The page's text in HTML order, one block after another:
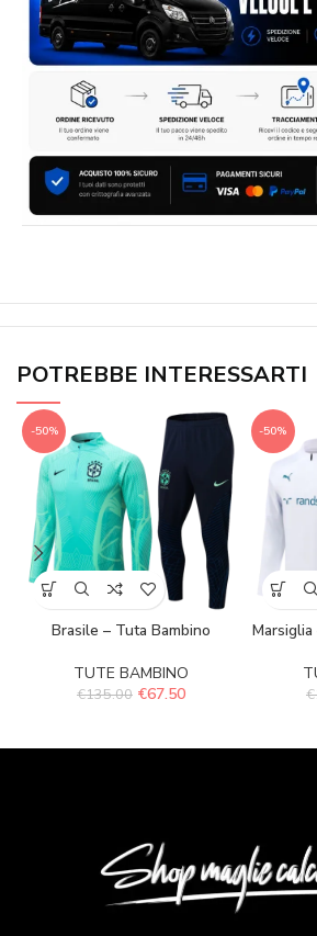
POTREBBE INTERESSARTI
-50%
Brasile – Tuta Bambino
TUTE BAMBINO
€135.00 €67.50
-50%
€